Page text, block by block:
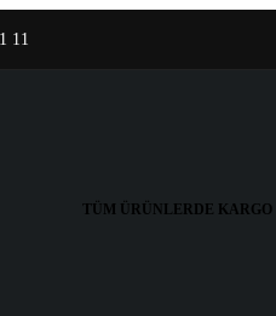
11
TÜM ÜRÜNLERDE KARGO